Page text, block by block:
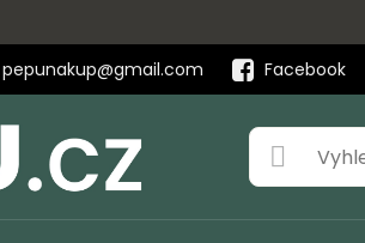
pepunakup@gmail.com Facebook